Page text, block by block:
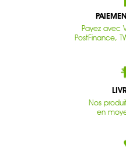
Payez avec
PostFinance,
Nos
en